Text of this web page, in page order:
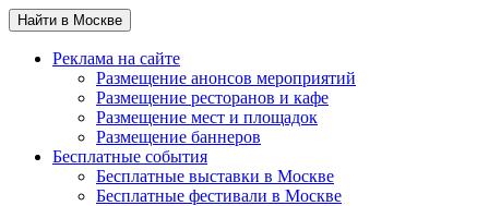
Найти в Москве
Реклама на сайте
Размещение анонсов мероприятий
Размещение ресторанов и кафе
Размещение мест и площадок
Размещение баннеров
Бесплатные события
Бесплатные выставки в Москве
Бесплатные фестивали в Москве